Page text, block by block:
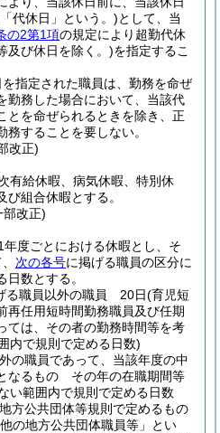
代休日」という。)として、当
の2第1項の規定により超勤代休
及び休日を除く。)を指定するこ
指定された職員は、勤務を命ぜ
勤務した場合において、当該代
とを命ぜられるときを除き、正
することを要しない。
改正)
有給休暇、病気休暇、特別休
組合休暇とする。
改正)
度ごとにおける休暇とし、そ
次の各号に掲げる職員の区分に
日数とする。
る職員以外の職員 20日(育児短
再任用短時間勤務職員及び任期
ては、その者の勤務時間等を考
内で規則で定める日数)
の職員であって、当該年度の中
なるもの その年の在職期間等
い範囲内で規則で定める日数
方公共団体等規則で定めるもの
の地方公共団体職員等」とい